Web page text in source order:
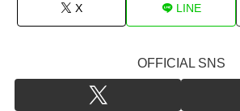
X LINE
OFFICIAL SNS